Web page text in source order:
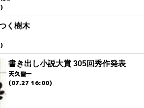
く樹木
書き出し小説大賞 305回秀作発表
天久聖一
(07.27 16:00)